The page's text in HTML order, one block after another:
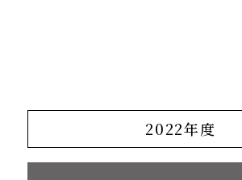
2022年度